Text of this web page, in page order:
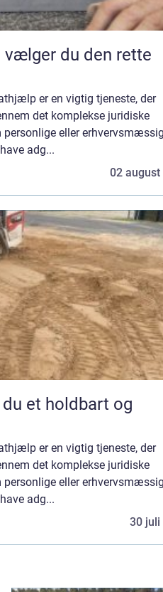
er en vigtig tjeneste, der
det komplekse juridiske
eller
adg...
02 august
er en vigtig tjeneste, der
det komplekse juridiske
eller
adg...
30 juli